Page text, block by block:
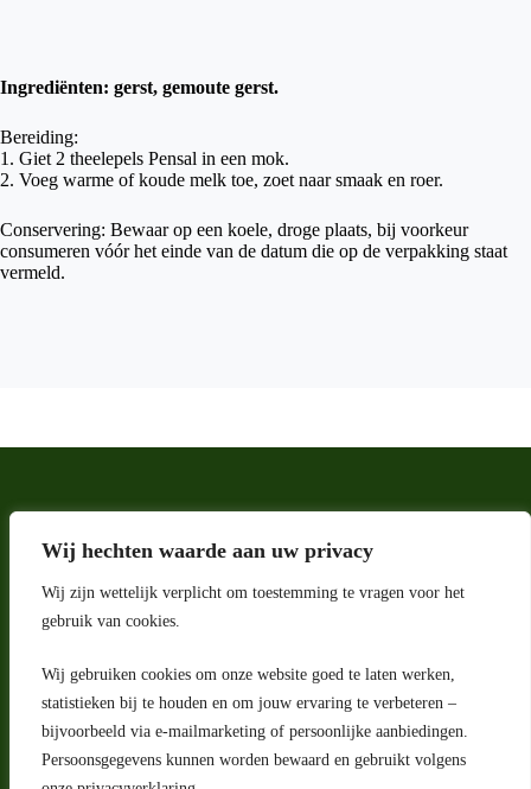
Wij hechten waarde aan uw privacy
Wij zijn wettelijk verplicht om toestemming te vragen voor het
gebruik van cookies.
Wij gebruiken cookies om onze website goed te laten werken,
statistieken bij te houden en om jouw ervaring te verbeteren –
bijvoorbeeld via e-mailmarketing of persoonlijke aanbiedingen.
Persoonsgegevens kunnen worden bewaard en gebruikt volgens
Ingrediënten: gerst, gemoute gerst.
Bereiding:
1. Giet 2 theelepels Pensal in een mok.
2. Voeg warme of koude melk toe, zoet naar smaak en roer.
Conservering: Bewaar op een koele, droge plaats, bij voorkeur
consumeren vóór het einde van de datum die op de verpakking staat
vermeld.
Adres
Riga 4 E
2993 LW Barendrecht
Nederland